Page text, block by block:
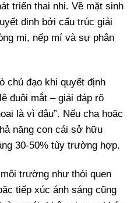
triển thai nhi. Về mặt sinh
định bởi cấu trúc giải
mi, nếp mí và sự phân
chủ đạo khi quyết định
đuôi mắt – giải đáp rõ
là vì đâu”. Nếu cha hoặc
năng con cái sở hữu
30-50% tùy trường hợp.
trường như thói quen
tiếp xúc ánh sáng cũng